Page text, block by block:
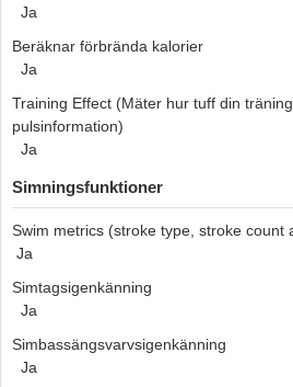
Ja
Beräknar förbrända kalorier
Ja
Training Effect (Mäter hur tuff din
pulsinformation)
Ja
Simningsfunktioner
Swim metrics (stroke type, stroke count
Ja
Simtagsigenkänning
Ja
Simbassängsvarvsigenkänning
Ja